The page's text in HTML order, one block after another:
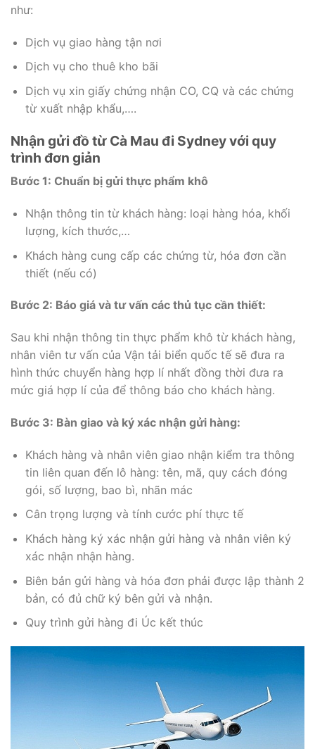
như:
Dịch vụ giao hàng tận nơi
Dịch vụ cho thuê kho bãi
Dịch vụ xin giấy chứng nhận CO, CQ và các chứng
từ xuất nhập khẩu,….
Nhận gửi đồ từ Cà Mau đi Sydney với quy
trình đơn giản
Bước 1: Chuẩn bị gửi thực phẩm khô
Nhận thông tin từ khách hàng: loại hàng hóa, khối
lượng, kích thước,…
Khách hàng cung cấp các chứng từ, hóa đơn cần
thiết (nếu có)
Bước 2: Báo giá và tư vấn các thủ tục cần thiết:
Sau khi nhận thông tin thực phẩm khô từ khách hàng,
nhân viên tư vấn của Vận tải biển quốc tế sẽ đưa ra
hình thức chuyển hàng hợp lí nhất đồng thời đưa ra
mức giá hợp lí của để thông báo cho khách hàng.
Bước 3: Bàn giao và ký xác nhận gửi hàng:
Khách hàng và nhân viên giao nhận kiểm tra thông
tin liên quan đến lô hàng: tên, mã, quy cách đóng
gói, số lượng, bao bì, nhãn mác
Cân trọng lượng và tính cước phí thực tế
Khách hàng ký xác nhận gửi hàng và nhân viên ký
xác nhận nhận hàng.
Biên bản gửi hàng và hóa đơn phải được lập thành 2
bản, có đủ chữ ký bên gửi và nhận.
Quy trình gửi hàng đi Úc kết thúc